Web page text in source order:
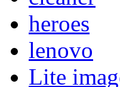
heroes
lenovo
Lite